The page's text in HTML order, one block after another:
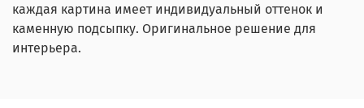
каждая картина имеет индивидуальный оттенок и
каменную подсыпку. Оригинальное решение для
интерьера.